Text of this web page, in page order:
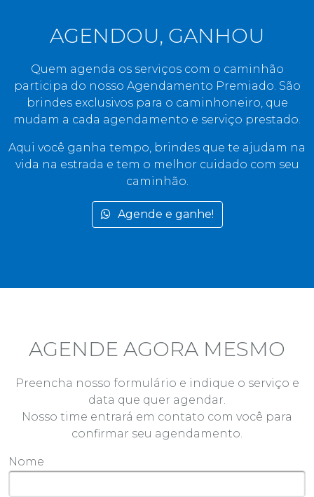
AGENDOU, GANHOU
Quem agenda os serviços com o caminhão
participa do nosso Agendamento Premiado. São
brindes exclusivos para o caminhoneiro, que
mudam a cada agendamento e serviço prestado.
Aqui você ganha tempo, brindes que te ajudam na
vida na estrada e tem o melhor cuidado com seu
caminhão.
Agende e ganhe!
AGENDE AGORA MESMO
Preencha nosso formulário e indique o serviço e
data que quer agendar.
Nosso time entrará em contato com você para
confirmar seu agendamento.
Nome